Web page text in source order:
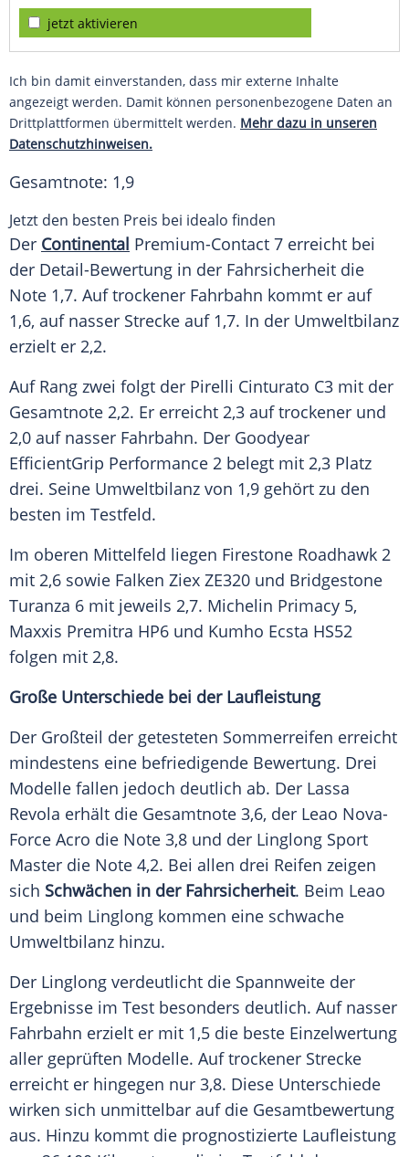
jetzt aktivieren
Ich bin damit einverstanden, dass mir externe Inhalte
angezeigt werden. Damit können personenbezogene Daten an
Drittplattformen übermittelt werden. Mehr dazu in unseren
Datenschutzhinweisen.
Gesamtnote: 1,9
Jetzt den besten Preis bei idealo finden
Der Continental Premium-Contact 7 erreicht bei
der Detail-Bewertung in der Fahrsicherheit die
Note 1,7. Auf trockener Fahrbahn kommt er auf
1,6, auf nasser Strecke auf 1,7. In der Umweltbilanz
erzielt er 2,2.
Auf Rang zwei folgt der Pirelli Cinturato C3 mit der
Gesamtnote 2,2. Er erreicht 2,3 auf trockener und
2,0 auf nasser Fahrbahn. Der Goodyear
EfficientGrip Performance 2 belegt mit 2,3 Platz
drei. Seine Umweltbilanz von 1,9 gehört zu den
besten im Testfeld.
Im oberen Mittelfeld liegen Firestone Roadhawk 2
mit 2,6 sowie Falken Ziex ZE320 und Bridgestone
Turanza 6 mit jeweils 2,7. Michelin Primacy 5,
Maxxis Premitra HP6 und Kumho Ecsta HS52
folgen mit 2,8.
Große Unterschiede bei der Laufleistung
Der Großteil der getesteten Sommerreifen erreicht
mindestens eine befriedigende Bewertung. Drei
Modelle fallen jedoch deutlich ab. Der Lassa
Revola erhält die Gesamtnote 3,6, der Leao Nova-
Force Acro die Note 3,8 und der Linglong Sport
Master die Note 4,2. Bei allen drei Reifen zeigen
sich Schwächen in der Fahrsicherheit. Beim Leao
und beim Linglong kommen eine schwache
Umweltbilanz hinzu.
Der Linglong verdeutlicht die Spannweite der
Ergebnisse im Test besonders deutlich. Auf nasser
Fahrbahn erzielt er mit 1,5 die beste Einzelwertung
aller geprüften Modelle. Auf trockener Strecke
erreicht er hingegen nur 3,8. Diese Unterschiede
wirken sich unmittelbar auf die Gesamtbewertung
aus. Hinzu kommt die prognostizierte Laufleistung